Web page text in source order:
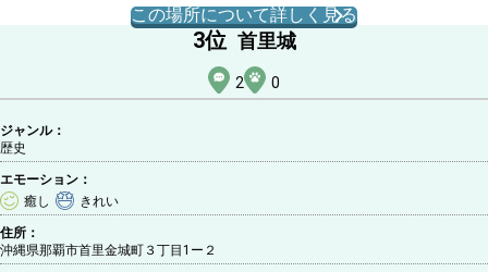
この場所について詳しく見る
3位 首里城
2 0
ジャンル：
歴史
エモーション：
癒し
きれい
住所：
沖縄県那覇市首里金城町３丁目1ー２